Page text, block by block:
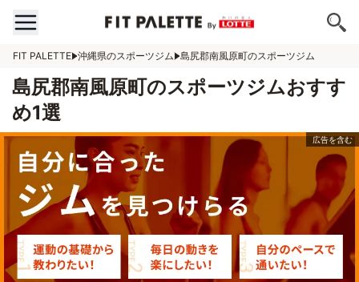
FIT PALETTE 沖縄県のスポーツジム 島尻郡南風原町のスポーツジム
島尻郡南風原町のスポーツジムおすす
め1選